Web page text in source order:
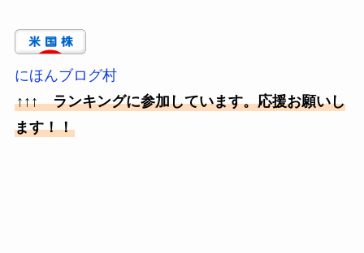
にほんブログ村
↑↑↑ ランキングに参加しています。応援お願いし
ます！！